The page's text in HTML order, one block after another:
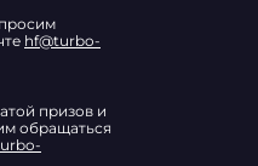
hf@turbo-
призов и
обращаться